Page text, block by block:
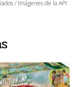
/ Imágenes de la API